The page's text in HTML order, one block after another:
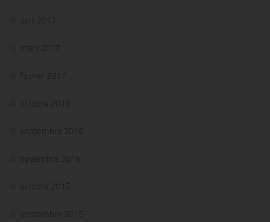
avril 2017
mars 2017
février 2017
octobre 2016
septembre 2016
novembre 2015
octobre 2015
septembre 2015